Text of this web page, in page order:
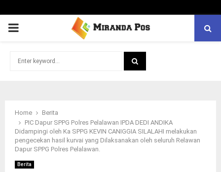
PRIMARY
Home
Berita
PIC Dapur SPPG Polres Pelalawan IPDA DEDI ANDIKA
Didampingi oleh Ka SPPG KEVIN CANIGGIA SILALAHI melakukan
pengecekan hasil kurvai yang Dilaksanakan oleh seluruh Relawan
Dapur SPPG Polres Pelalawan.
Berita